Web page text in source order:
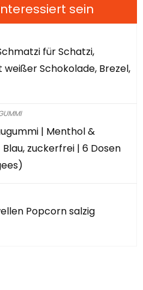
sein
für Schatzi,
Schokolade, Brezel,
| Menthol &
zuckerfrei | 6 Dosen
Popcorn salzig